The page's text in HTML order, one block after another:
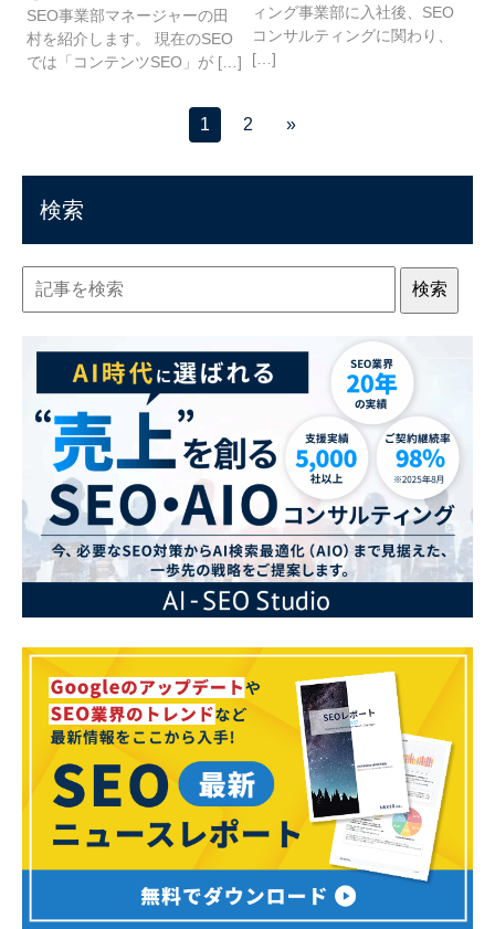
SEO事業部マネージャーの田
村を紹介します。 現在のSEO
では「コンテンツSEO」が […]
ィング事業部に入社後、SEO
コンサルティングに関わり、
[…]
1 2 »
検索
検索